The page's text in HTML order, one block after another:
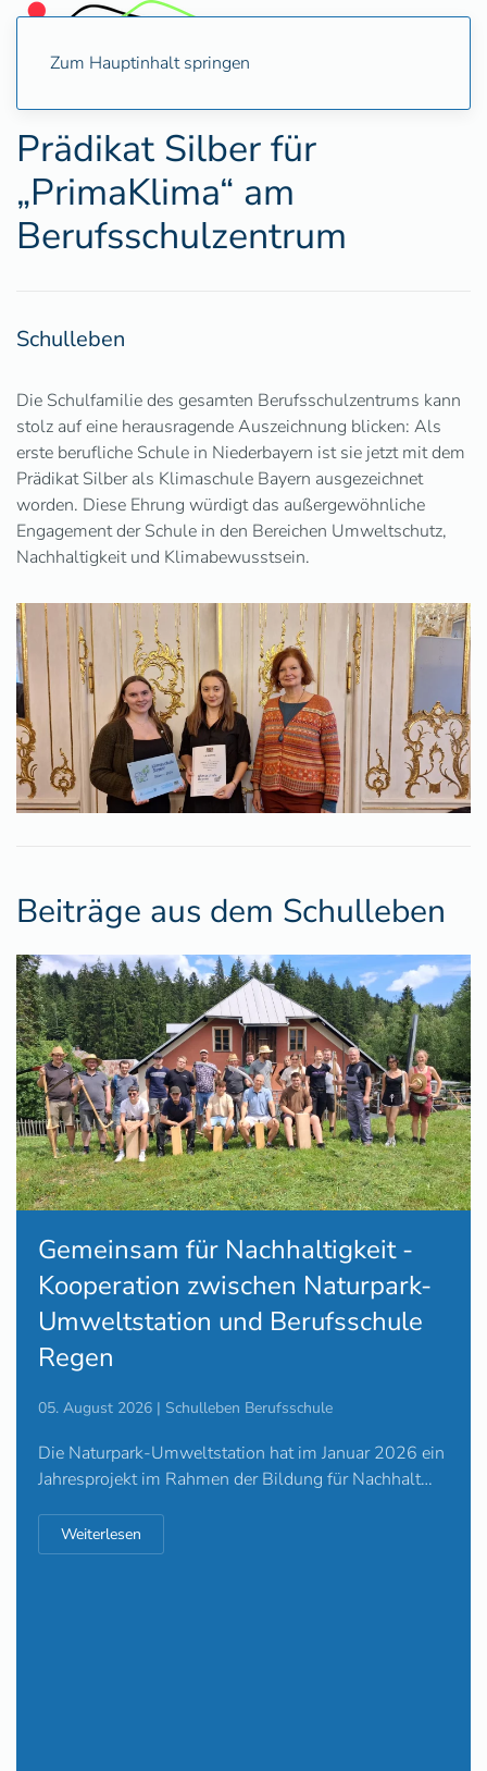
Zum Hauptinhalt springen
Prädikat Silber für
„PrimaKlima“ am
Berufsschulzentrum
Schulleben
Die Schulfamilie des gesamten Berufsschulzentrums kann
stolz auf eine herausragende Auszeichnung blicken: Als
erste berufliche Schule in Niederbayern ist sie jetzt mit dem
Prädikat Silber als Klimaschule Bayern ausgezeichnet
worden. Diese Ehrung würdigt das außergewöhnliche
Engagement der Schule in den Bereichen Umweltschutz,
Nachhaltigkeit und Klimabewusstsein.
Beiträge aus dem Schulleben
Gemeinsam für Nachhaltigkeit -
Kooperation zwischen Naturpark-
Umweltstation und Berufsschule
Regen
05. August 2026 | Schulleben Berufsschule
Die Naturpark-Umweltstation hat im Januar 2026 ein
Jahresprojekt im Rahmen der Bildung für Nachhalt…
Weiterlesen